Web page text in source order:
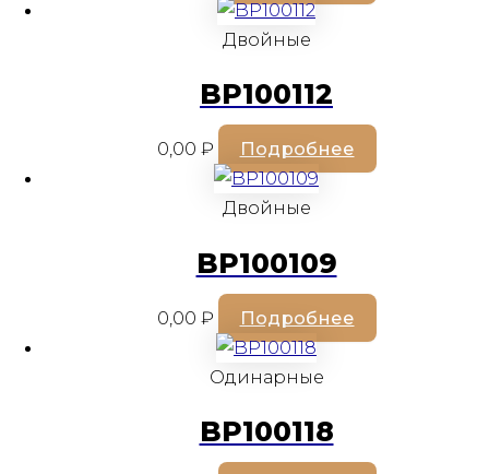
Двойные
BP100112
0,00 ₽ Подробнее
Двойные
BP100109
0,00 ₽ Подробнее
Одинарные
BP100118